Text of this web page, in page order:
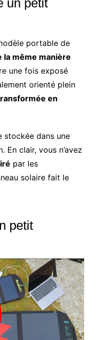
un petit
portable de
la même manière
une fois exposé
orienté plein
en
stockée dans une
En clair, vous n’avez
par les
solaire fait le
petit